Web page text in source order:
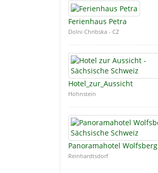
Ferienhaus Petra
Dolni Chribska - CZ
Hotel_zur_Aussicht
Hohnstein
Panoramahotel Wolfsberg
Reinhardtsdorf